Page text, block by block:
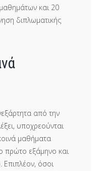
και 20
διπλωματικής
από την
υποχρεούνται
μαθήματα
πρώτο εξάμηνο και
Επιπλέον, όσοι